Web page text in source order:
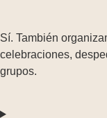
Sí. También
celebraciones,
grupos.